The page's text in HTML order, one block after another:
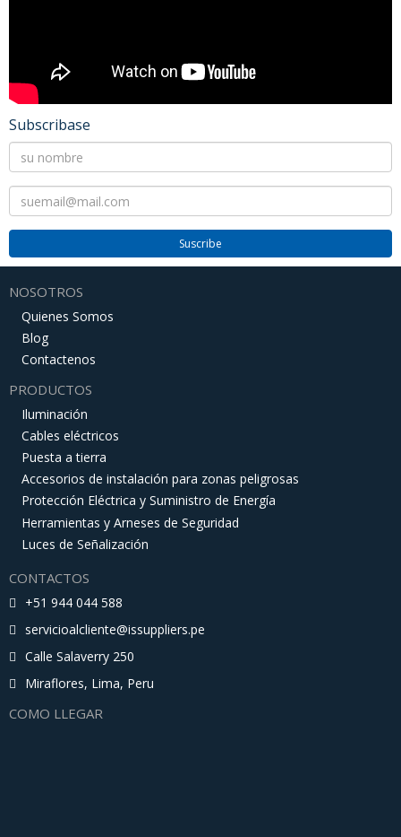
Subscribase
Suscribe
NOSOTROS
Quienes Somos
Blog
Contactenos
PRODUCTOS
Iluminación
Cables eléctricos
Puesta a tierra
Accesorios de instalación para zonas peligrosas
Protección Eléctrica y Suministro de Energía
Herramientas y Arneses de Seguridad
Luces de Señalización
CONTACTOS
+51 944 044 588
servicioalcliente@issuppliers.pe
Calle Salaverry 250
Miraflores, Lima, Peru
COMO LLEGAR